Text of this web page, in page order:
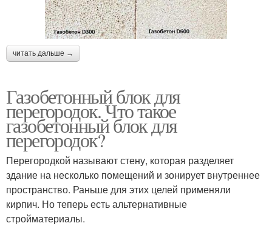
читать дальше →
Газобетонный блок для
перегородок. Что такое
газобетонный блок для
перегородок?
Перегородкой называют стену, которая разделяет
здание на несколько помещений и зонирует внутреннее
пространство. Раньше для этих целей применяли
кирпич. Но теперь есть альтернативные
стройматериалы.